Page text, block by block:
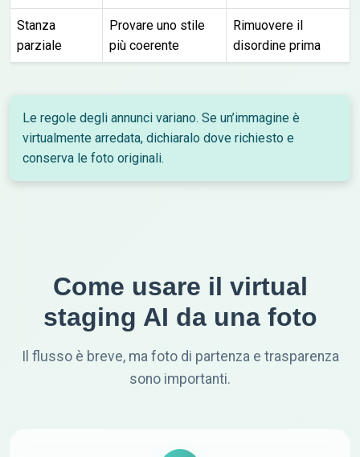
Stanza
parziale
Provare uno stile
più coerente
Rimuovere il
disordine prima
Le regole degli annunci variano. Se un’immagine è
virtualmente arredata, dichiaralo dove richiesto e
conserva le foto originali.
Come usare il virtual
staging AI da una foto
Il flusso è breve, ma foto di partenza e trasparenza
sono importanti.